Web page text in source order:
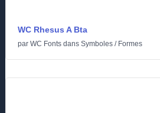
WC Rhesus A Bta
par WC Fonts dans Symboles / Formes